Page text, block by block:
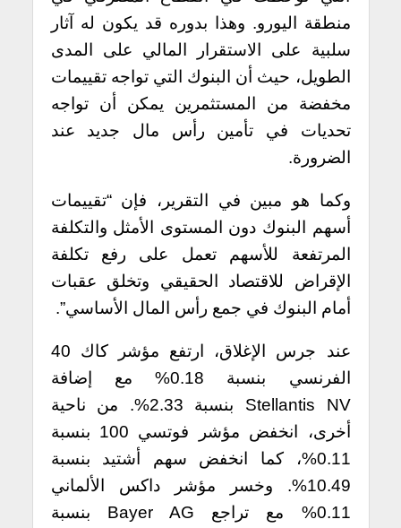
منطقة اليورو. وهذا بدوره قد يكون له آثار
سلبية على الاستقرار المالي على المدى
الطويل، حيث أن البنوك التي تواجه تقييمات
مخفضة من المستثمرين يمكن أن تواجه
تحديات في تأمين رأس مال جديد عند
الضرورة.
وكما هو مبين في التقرير، فإن “تقييمات
أسهم البنوك دون المستوى الأمثل والتكلفة
المرتفعة للأسهم تعمل على رفع تكلفة
الإقراض للاقتصاد الحقيقي وتخلق عقبات
أمام البنوك في جمع رأس المال الأساسي”.
عند جرس الإغلاق، ارتفع مؤشر كاك 40
الفرنسي بنسبة 0.18% مع إضافة
Stellantis NV بنسبة 2.33%. من ناحية
أخرى، انخفض مؤشر فوتسي 100 بنسبة
0.11%، كما انخفض سهم أشتيد بنسبة
10.49%. وخسر مؤشر داكس الألماني
0.11% مع تراجع Bayer AG بنسبة